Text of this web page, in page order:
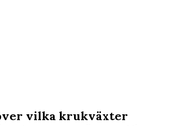
vilka krukväxter